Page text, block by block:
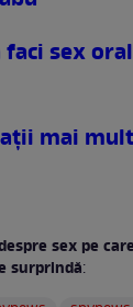
faci sex
mai
sex pe
surprindă: